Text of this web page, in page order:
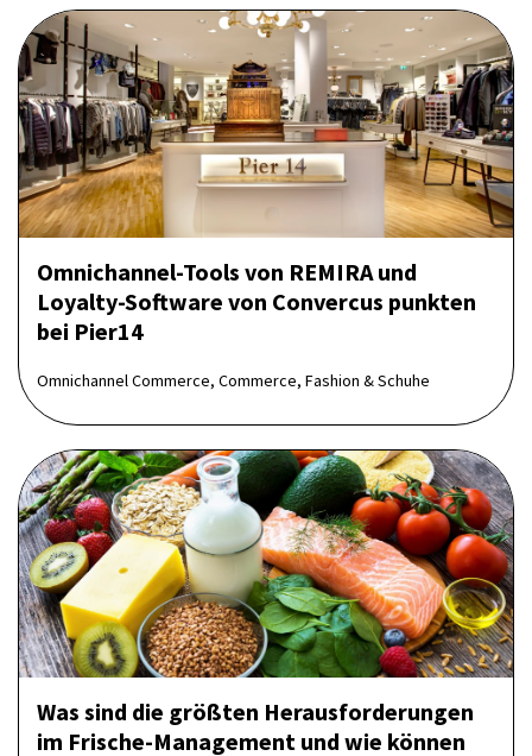
Omnichannel-Tools von REMIRA und
Loyalty-Software von Convercus punkten
bei Pier14
Omnichannel Commerce, Commerce, Fashion & Schuhe
Was sind die größten Heraus­forderungen
im Frische-Management und wie können